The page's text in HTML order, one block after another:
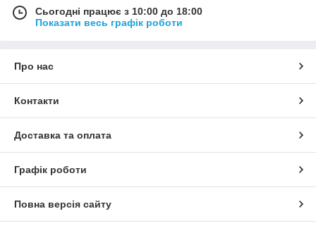
Сьогодні працює з 10:00 до 18:00
Показати весь графік роботи
Про нас
Контакти
Доставка та оплата
Графік роботи
Повна версія сайту